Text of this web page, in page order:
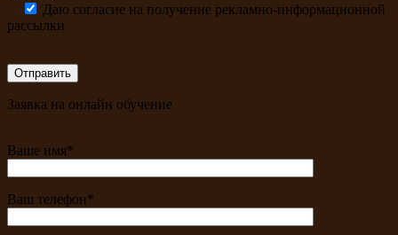
Даю согласие на получение рекламно-информационной
рассылки
Заявка на онлайн обучение
Ваше имя*
Ваш телефон*